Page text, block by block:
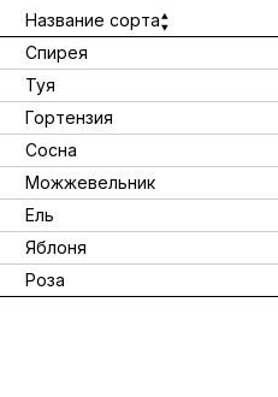
Название сорта
Спирея
Туя
Гортензия
Сосна
Можжевельник
Ель
Яблоня
Роза